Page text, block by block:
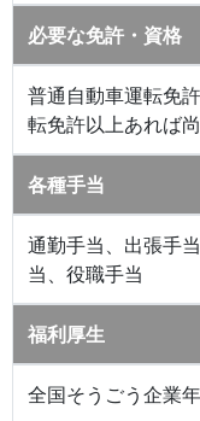
必要な免許・資格
普通自動車運転免
転免許以上あれば
各種手当
通勤手当、出張手
当、役職手当
福利厚生
全国そうごう企業